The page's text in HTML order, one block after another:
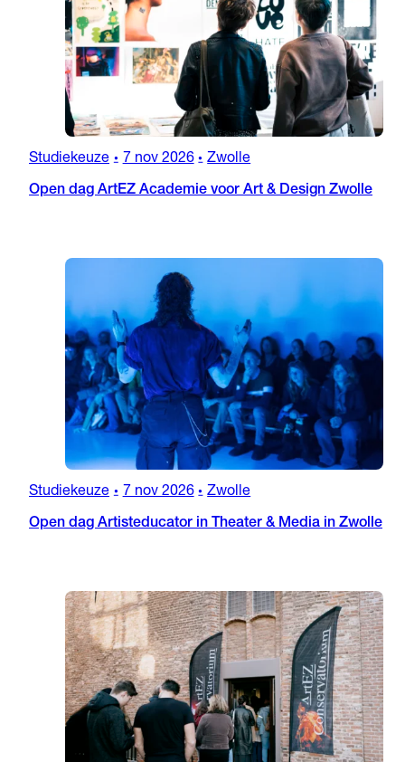
Studiekeuze • 7 nov 2026 • Zwolle
Open dag ArtEZ Academie voor Art & Design Zwolle
Studiekeuze • 7 nov 2026 • Zwolle
Open dag Artisteducator in Theater & Media in Zwolle